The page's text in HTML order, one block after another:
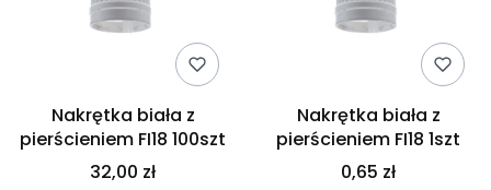
Nakrętka biała z
pierścieniem FI18 100szt
32,00 zł
Nakrętka biała z
pierścieniem FI18 1szt
0,65 zł